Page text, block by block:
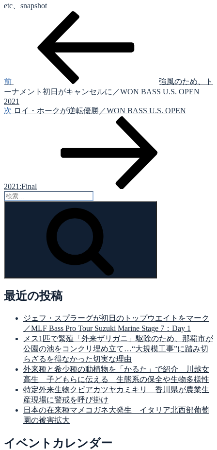
etc
snapshot
ゲ
ー
シ
前
強風のため、ト
ーナメント初日がキャンセルに／WON BASS U.S. OPEN
2021
次
次 ロイ・ホークが逆転優勝／WON BASS U.S. OPEN
2021:Final
検
最近の投稿
ジェフ・スプラーグが初日のトップウエイトをマーク
／MLF Bass Pro Tour Suzuki Marine Stage 7：Day 1
メス1匹で繁殖「外来ザリガニ」駆除のため、那覇市が
公園の池をコンクリ埋め立て…“大規模工事”に踏み切
らざるを得なかった切実な理由
外来種と希少種の動植物を「かるた」で紹介 川越女
高生 子どもらに伝える 生態系の保全や生物多様性
特定外来生物クビアカツヤカミキリ 香川県が農業生
産現場に警戒を呼び掛け
日本の在来種マメコガネ大発生 イタリア北西部葡萄
園の被害拡大
イベントカレンダー